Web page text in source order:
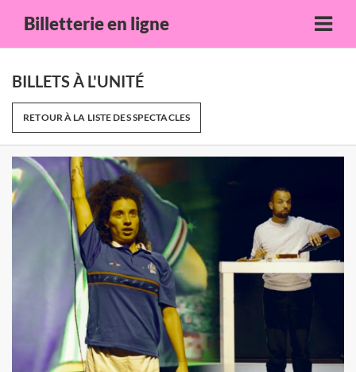
Billetterie en ligne
BILLETS À L'UNITÉ
RETOUR À LA LISTE DES SPECTACLES